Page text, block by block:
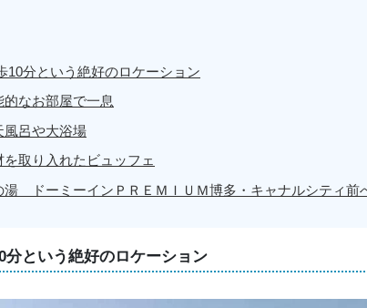
10分という絶好のロケーション
なお部屋で一息
風呂や大浴場
取り入れたビュッフェ
ドーミーインＰＲＥＭＩＵＭ博多・キャナルシティ前
分という絶好のロケーション